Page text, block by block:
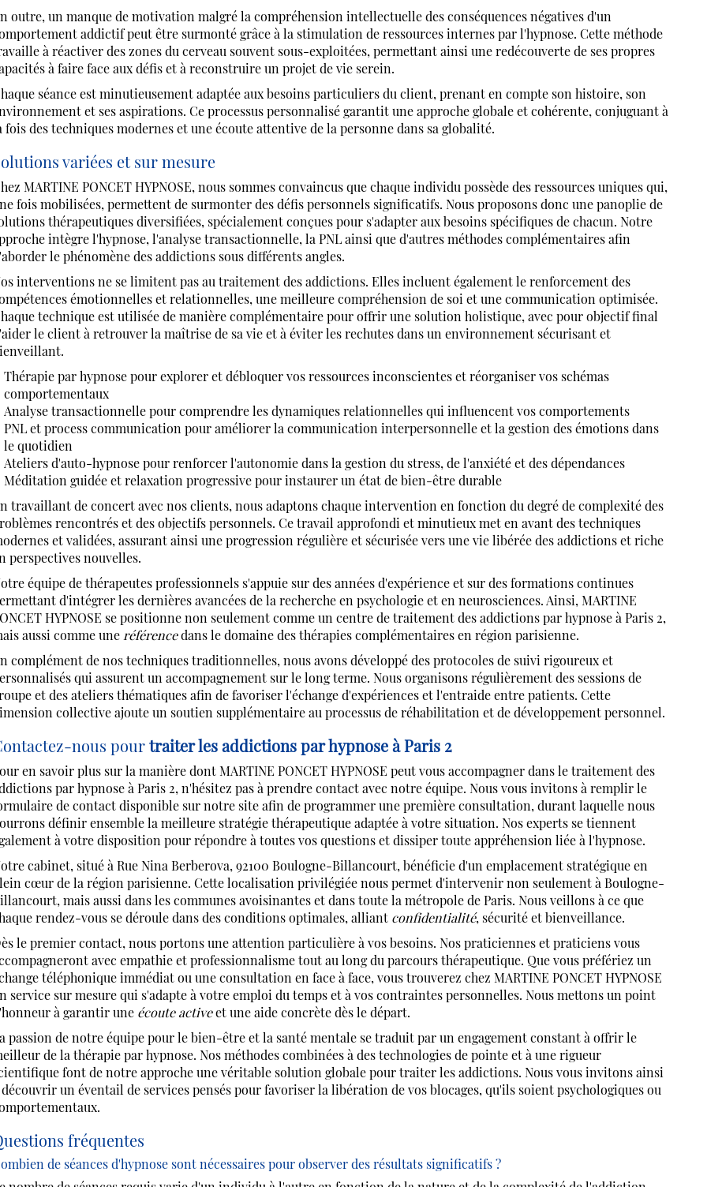
outre, un manque de motivation malgré la compréhension intellectuelle des conséquences négatives d'un
addictif peut être surmonté grâce à la stimulation de ressources internes par l'hypnose. Cette méthode
à réactiver des zones du cerveau souvent sous-exploitées, permettant ainsi une redécouverte de ses propres
à faire face aux défis et à reconstruire un projet de vie serein.
séance est minutieusement adaptée aux besoins particuliers du client, prenant en compte son histoire, son
et ses aspirations. Ce processus personnalisé garantit une approche globale et cohérente, conjuguant à
fois des techniques modernes et une écoute attentive de la personne dans sa globalité.
variées et sur mesure
MARTINE PONCET HYPNOSE, nous sommes convaincus que chaque individu possède des ressources uniques qui,
fois mobilisées, permettent de surmonter des défis personnels significatifs. Nous proposons donc une panoplie de
thérapeutiques diversifiées, spécialement conçues pour s'adapter aux besoins spécifiques de chacun. Notre
intègre l'hypnose, l'analyse transactionnelle, la PNL ainsi que d'autres méthodes complémentaires afin
le phénomène des addictions sous différents angles.
interventions ne se limitent pas au traitement des addictions. Elles incluent également le renforcement des
émotionnelles et relationnelles, une meilleure compréhension de soi et une communication optimisée.
technique est utilisée de manière complémentaire pour offrir une solution holistique, avec pour objectif final
le client à retrouver la maîtrise de sa vie et à éviter les rechutes dans un environnement sécurisant et
Thérapie par hypnose pour explorer et débloquer vos ressources inconscientes et réorganiser vos schémas
comportementaux
Analyse transactionnelle pour comprendre les dynamiques relationnelles qui influencent vos comportements
PNL et process communication pour améliorer la communication interpersonnelle et la gestion des émotions dans
le quotidien
Ateliers d'auto-hypnose pour renforcer l'autonomie dans la gestion du stress, de l'anxiété et des dépendances
Méditation guidée et relaxation progressive pour instaurer un état de bien-être durable
travaillant de concert avec nos clients, nous adaptons chaque intervention en fonction du degré de complexité des
rencontrés et des objectifs personnels. Ce travail approfondi et minutieux met en avant des techniques
et validées, assurant ainsi une progression régulière et sécurisée vers une vie libérée des addictions et riche
perspectives nouvelles.
équipe de thérapeutes professionnels s'appuie sur des années d'expérience et sur des formations continues
d'intégrer les dernières avancées de la recherche en psychologie et en neurosciences. Ainsi, MARTINE
HYPNOSE se positionne non seulement comme un centre de traitement des addictions par hypnose à Paris 2,
aussi comme une référencedans le domaine des thérapies complémentaires en région parisienne.
complément de nos techniques traditionnelles, nous avons développé des protocoles de suivi rigoureux et
qui assurent un accompagnement sur le long terme. Nous organisons régulièrement des sessions de
et des ateliers thématiques afin de favoriser l'échange d'expériences et l'entraide entre patients. Cette
collective ajoute un soutien supplémentaire au processus de réhabilitation et de développement personnel.
nous pourtraiter les addictions par hypnose à Paris 2
en savoir plus sur la manière dont MARTINE PONCET HYPNOSE peut vous accompagner dans le traitement des
par hypnose à Paris 2, n'hésitez pas à prendre contact avec notre équipe. Nous vous invitons à remplir le
de contact disponible sur notre site afin de programmer une première consultation, durant laquelle nous
définir ensemble la meilleure stratégie thérapeutique adaptée à votre situation. Nos experts se tiennent
à votre disposition pour répondre à toutes vos questions et dissiper toute appréhension liée à l'hypnose.
cabinet, situé à Rue Nina Berberova, 92100 Boulogne-Billancourt, bénéficie d'un emplacement stratégique en
cœur de la région parisienne. Cette localisation privilégiée nous permet d'intervenir non seulement à Boulogne-
mais aussi dans les communes avoisinantes et dans toute la métropole de Paris. Nous veillons à ce que
rendez-vous se déroule dans des conditions optimales, alliant confidentialité, sécurité et bienveillance.
le premier contact, nous portons une attention particulière à vos besoins. Nos praticiennes et praticiens vous
avec empathie et professionnalisme tout au long du parcours thérapeutique. Que vous préfériez un
téléphonique immédiat ou une consultation en face à face, vous trouverez chez MARTINE PONCET HYPNOSE
service sur mesure qui s'adapte à votre emploi du temps et à vos contraintes personnelles. Nous mettons un point
à garantir une écoute activeet une aide concrète dès le départ.
passion de notre équipe pour le bien-être et la santé mentale se traduit par un engagement constant à offrir le
de la thérapie par hypnose. Nos méthodes combinées à des technologies de pointe et à une rigueur
font de notre approche une véritable solution globale pour traiter les addictions. Nous vous invitons ainsi
un éventail de services pensés pour favoriser la libération de vos blocages, qu'ils soient psychologiques ou
fréquentes
de séances d'hypnose sont nécessaires pour observer des résultats significatifs ?